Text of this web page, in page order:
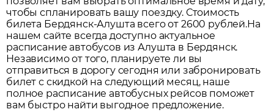
чтобы спланировать вашу поездку. Стоимость
билета Бердянск-Алушта всего от 2600 рублей.На
нашем сайте всегда доступно актуальное
расписание автобусов изАлушта в Бердянск.
Независимо от того, планируете ли вы
отправиться в дорогу сегодня или забронировать
билет с скидкой на следующий месяц, наше
полное расписание автобусных рейсов поможет
вам быстро найти выгодное предложение.